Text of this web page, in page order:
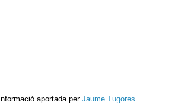
Informació aportada per Jaume Tugores